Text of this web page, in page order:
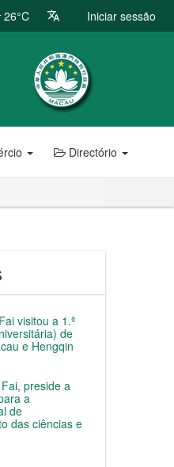
26°C Iniciar sessão
Directório
visitou a 1.ª
de
e Hengqin
preside a
a
de
das ciências e